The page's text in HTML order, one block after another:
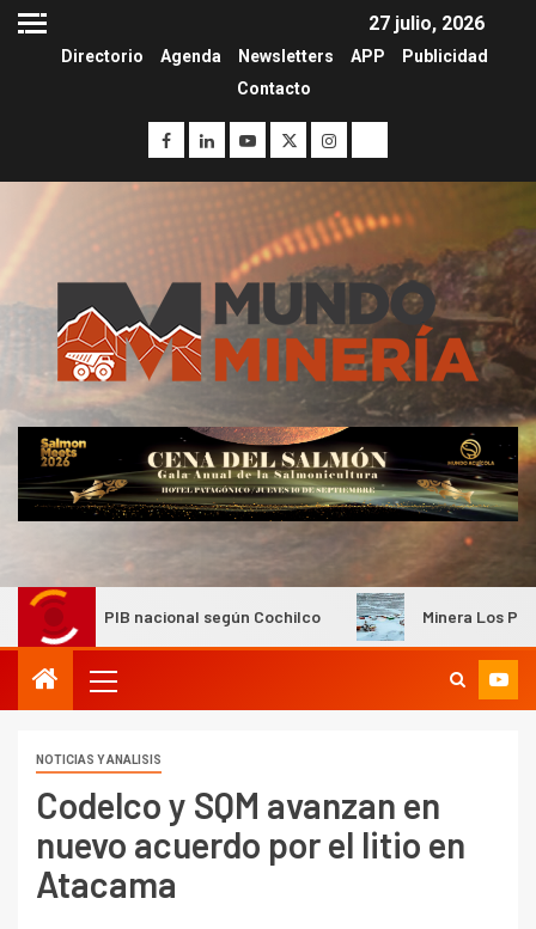
27 julio, 2026
Directorio Agenda Newsletters APP
Publicidad
Contacto
nacional según Cochilco Minera Los Pelambres
NOTICIAS Y ANALISIS
Codelco y SQM avanzan en
nuevo acuerdo por el litio en
Atacama